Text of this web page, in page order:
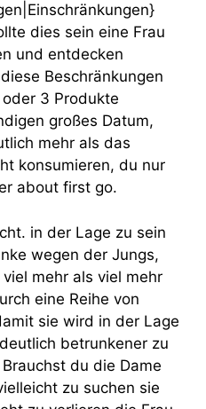
dies sein eine Frau
und entdecken
Beschränkungen
3 Produkte
großes Datum,
mehr als das
konsumieren, du nur
about first go.
in der Lage zu sein
wegen der Jungs,
mehr als viel mehr
eine Reihe von
sie wird in der Lage
betrunkener zu
du die Dame
zu suchen sie